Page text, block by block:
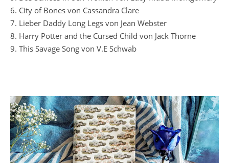
6. City of Bones von Cassandra Clare
7. Lieber Daddy Long Legs von Jean Webster
8. Harry Potter and the Cursed Child von Jack Thorne
9. This Savage Song von V.E Schwab